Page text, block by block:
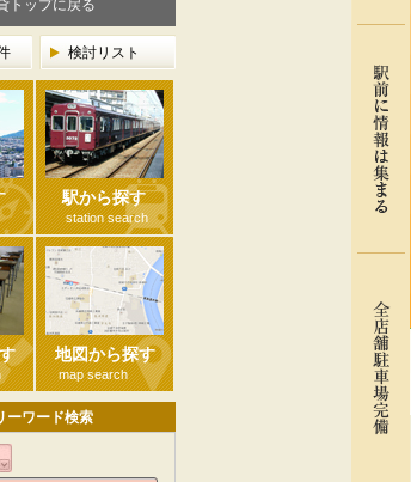
トップに戻る
検討リスト
駅から探す
station search
地図から探す
map search
ーワード検索